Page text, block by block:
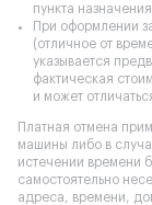
пункта
При оформлении
(отличное от
указывается
фактическая
и может
Платная отмена
машины либо в
истечении времени
самостоятельно
адреса, времени,